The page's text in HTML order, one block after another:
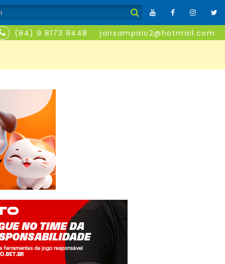
(84) 9 8173 8448 jairsampaio2@hotmail.com